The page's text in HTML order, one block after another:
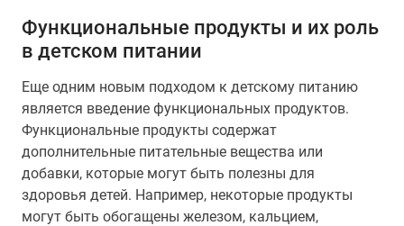
Функциональные продукты и их роль
в детском питании
Еще одним новым подходом к детскому питанию
является введение функциональных продуктов.
Функциональные продукты содержат
дополнительные питательные вещества или
добавки, которые могут быть полезны для
здоровья детей. Например, некоторые продукты
могут быть обогащены железом, кальцием,